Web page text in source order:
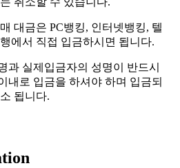
대금은 PC뱅킹, 인터넷뱅킹, 텔
에서 직접 입금하시면 됩니다.
과 실제입금자의 성명이 반드시
내로 입금을 하셔야 하며 입금되
됩니다.